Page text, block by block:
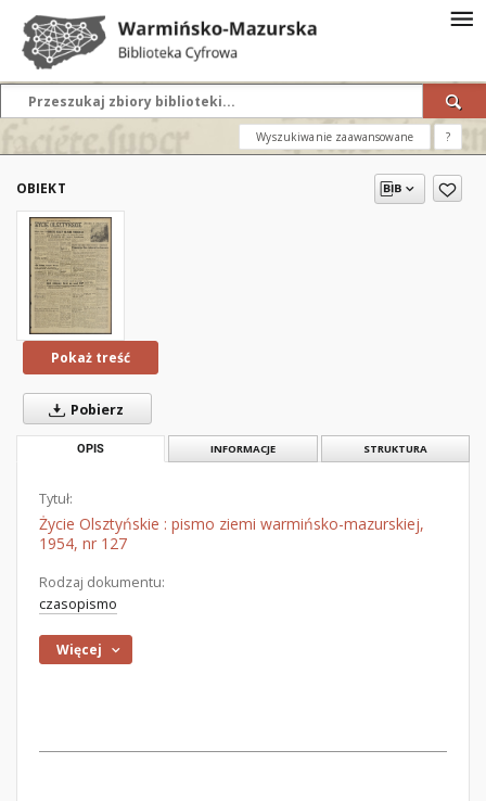
Wyszukiwanie zaawansowane ?
OBIEKT
Pokaż treść
Pobierz
OPIS INFORMACJE STRUKTURA
Tytuł:
Życie Olsztyńskie : pismo ziemi warmińsko-mazurskiej,
1954, nr 127
Rodzaj dokumentu:
czasopismo
Więcej